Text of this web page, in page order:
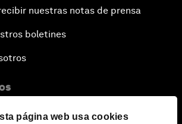
página web usa cookies
nuestras notas de prensa
boletines
el Foro